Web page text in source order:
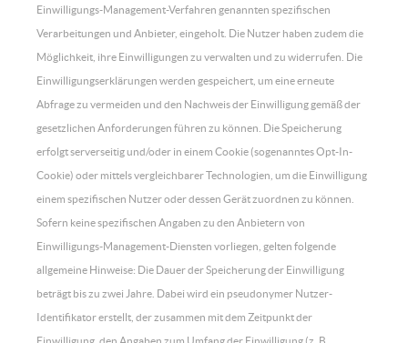
Einwilligungs-Management-Verfahren genannten spezifischen
Verarbeitungen und Anbieter, eingeholt. Die Nutzer haben zudem die
Möglichkeit, ihre Einwilligungen zu verwalten und zu widerrufen. Die
Einwilligungserklärungen werden gespeichert, um eine erneute
Abfrage zu vermeiden und den Nachweis der Einwilligung gemäß der
gesetzlichen Anforderungen führen zu können. Die Speicherung
erfolgt serverseitig und/oder in einem Cookie (sogenanntes Opt-In-
Cookie) oder mittels vergleichbarer Technologien, um die Einwilligung
einem spezifischen Nutzer oder dessen Gerät zuordnen zu können.
Sofern keine spezifischen Angaben zu den Anbietern von
Einwilligungs-Management-Diensten vorliegen, gelten folgende
allgemeine Hinweise: Die Dauer der Speicherung der Einwilligung
beträgt bis zu zwei Jahre. Dabei wird ein pseudonymer Nutzer-
Identifikator erstellt, der zusammen mit dem Zeitpunkt der